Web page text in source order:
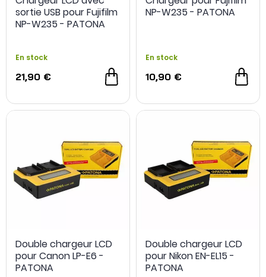
sortie USB pour Fujifilm
NP-W235 - PATONA
En stock
21,90 €
NP-W235 - PATONA
En stock
10,90 €
Double chargeur LCD
pour Canon LP-E6 -
PATONA
Double chargeur LCD
pour Nikon EN-EL15 -
PATONA